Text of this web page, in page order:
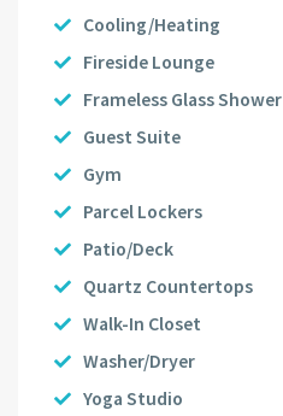
Cooling/Heating
Fireside Lounge
Frameless Glass Shower
Guest Suite
Gym
Parcel Lockers
Patio/Deck
Quartz Countertops
Walk-In Closet
Washer/Dryer
Yoga Studio